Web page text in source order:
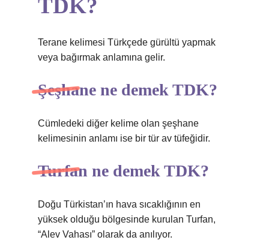
TDK?
Terane kelimesi Türkçede gürültü yapmak
veya bağırmak anlamına gelir.
Şeşhane ne demek TDK?
Cümledeki diğer kelime olan şeşhane
kelimesinin anlamı ise bir tür av tüfeğidir.
Turfan ne demek TDK?
Doğu Türkistan’ın hava sıcaklığının en
yüksek olduğu bölgesinde kurulan Turfan,
“Alev Vahası” olarak da anılıyor.